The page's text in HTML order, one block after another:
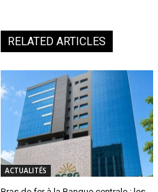
RELATED ARTICLES
ACTUALITÉS